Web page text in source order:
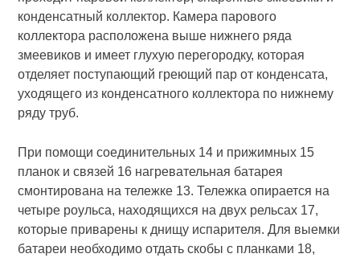
конденсатный коллектор. Камера парового
коллектора расположена выше нижнего ряда
змеевиков и имеет глухую перегородку, которая
отделяет поступающий греющий пар от конденсата,
уходящего из конденсатного коллектора по нижнему
ряду труб.
При помощи соединительных 14 и прижимных 15
планок и связей 16 нагревательная батарея
смонтирована на тележке 13. Тележка опирается на
четыре роульса, находящихся на двух рельсах 17,
которые приварены к днищу испарителя. Для выемки
батареи необходимо отдать скобы с планками 18,